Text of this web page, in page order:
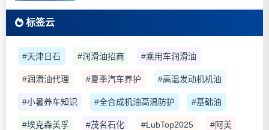
标签云
#天津日石 #润滑油招商 #乘用车润滑油
#润滑油代理 #夏季汽车养护 #高温发动机机油
#小暑养车知识 #全合成机油高温防护 #基础油
#埃克森美孚 #茂名石化 #LubTop2025 #阿美